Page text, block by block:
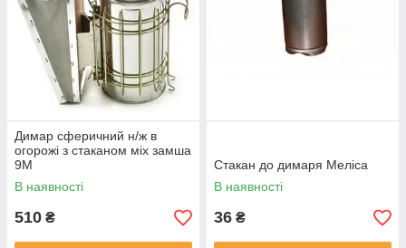
Димар сферичний н/ж в
огорожі з стаканом міх замша
9М
В наявності
510 ₴
Стакан до димаря Меліса
В наявності
36 ₴